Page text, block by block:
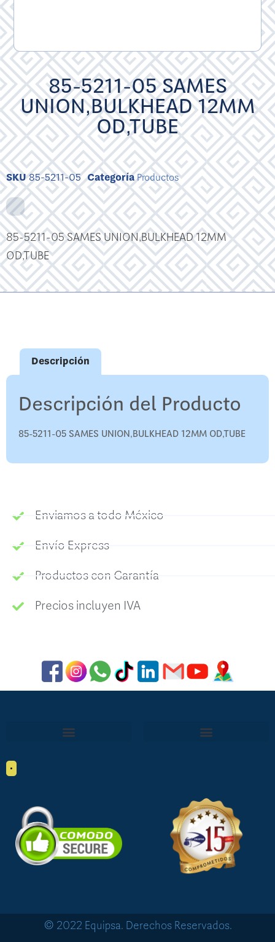
85-5211-05 SAMES
UNION,BULKHEAD 12MM
OD,TUBE
SKU85-5211-05 CategoríaProductos
85-5211-05 SAMES UNION,BULKHEAD 12MM
OD,TUBE
Descripción
Descripción del Producto
85-5211-05 SAMES UNION,BULKHEAD 12MM OD,TUBE
Enviamos a todo México
Envío Express
Productos con Garantía
Precios incluyen IVA
•
© 2022 Equipsa. Derechos Reservados.